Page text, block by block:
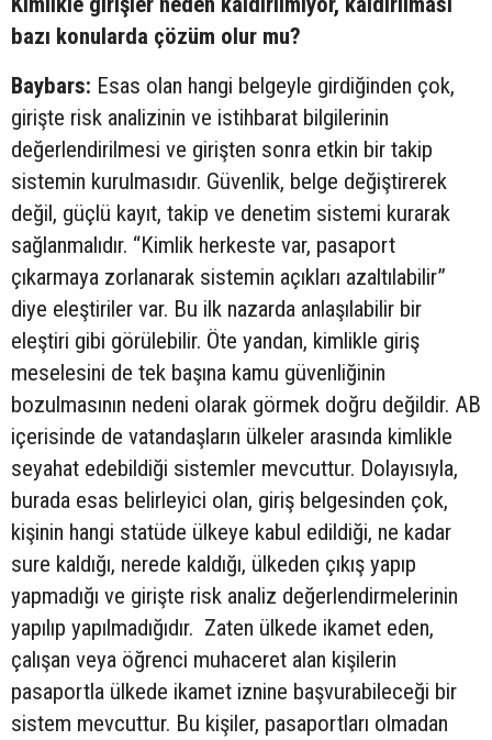
bazı konularda çözüm olur mu?
Baybars: Esas olan hangi belgeyle girdiğinden çok,
girişte risk analizinin ve istihbarat bilgilerinin
değerlendirilmesi ve girişten sonra etkin bir takip
sistemin kurulmasıdır. Güvenlik, belge değiştirerek
değil, güçlü kayıt, takip ve denetim sistemi kurarak
sağlanmalıdır. “Kimlik herkeste var, pasaport
çıkarmaya zorlanarak sistemin açıkları azaltılabilir”
diye eleştiriler var. Bu ilk nazarda anlaşılabilir bir
eleştiri gibi görülebilir. Öte yandan, kimlikle giriş
meselesini de tek başına kamu güvenliğinin
bozulmasının nedeni olarak görmek doğru değildir. AB
içerisinde de vatandaşların ülkeler arasında kimlikle
seyahat edebildiği sistemler mevcuttur. Dolayısıyla,
burada esas belirleyici olan, giriş belgesinden çok,
kişinin hangi statüde ülkeye kabul edildiği, ne kadar
sure kaldığı, nerede kaldığı, ülkeden çıkış yapıp
yapmadığı ve girişte risk analiz değerlendirmelerinin
yapılıp yapılmadığıdır. Zaten ülkede ikamet eden,
çalışan veya öğrenci muhaceret alan kişilerin
pasaportla ülkede ikamet iznine başvurabileceği bir
sistem mevcuttur. Bu kişiler, pasaportları olmadan